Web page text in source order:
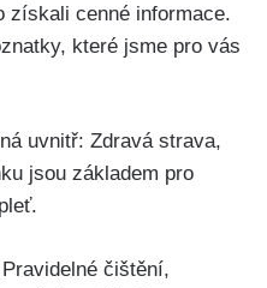
získali ‍cenné informace.
které ‍jsme pro vás⁤
uvnitř:‌ Zdravá strava,
jsou základem ​pro
čištění,